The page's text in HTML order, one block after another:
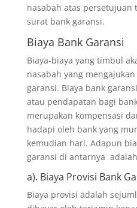
nasabah atas
surat bank garansi.
Biaya Bank Garansi
Biaya-biaya yang timbul
nasabah yang
garansi. Biaya bank
atau pendapatan bagi
merupakan kompensasi
hadapi oleh bank yang
kemudian hari. Adapun
garansi di antarnya
a). Biaya Provisi Bank
Biaya provisi adalah